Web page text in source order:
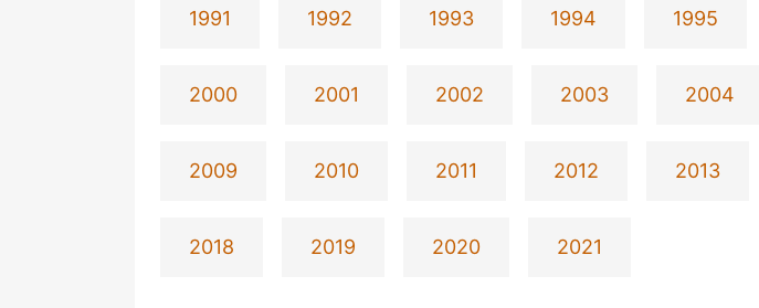
1991 1992 1993 1994 1995
2000 2001 2002 2003 2004
2009 2010 2011 2012 2013
2018 2019 2020 2021